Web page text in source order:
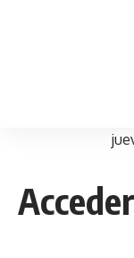
Acceder